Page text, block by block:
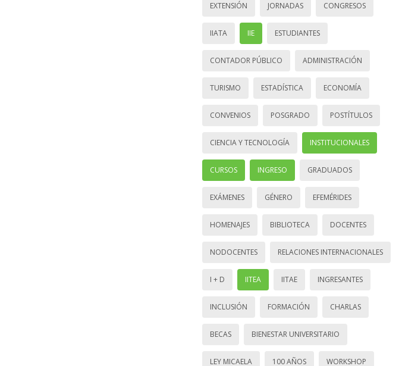
EXTENSIÓN JORNADAS CONGRESOS
IIATA IIE ESTUDIANTES
CONTADOR PÚBLICO ADMINISTRACIÓN
TURISMO ESTADÍSTICA ECONOMÍA
CONVENIOS POSGRADO POSTÍTULOS
CIENCIA Y TECNOLOGÍA INSTITUCIONALES
CURSOS INGRESO GRADUADOS
EXÁMENES GÉNERO EFEMÉRIDES
HOMENAJES BIBLIOTECA DOCENTES
NODOCENTES RELACIONES INTERNACIONALES
I + D IITEA IITAE INGRESANTES
INCLUSIÓN FORMACIÓN CHARLAS
BECAS BIENESTAR UNIVERSITARIO
LEY MICAELA 100 AÑOS WORKSHOP